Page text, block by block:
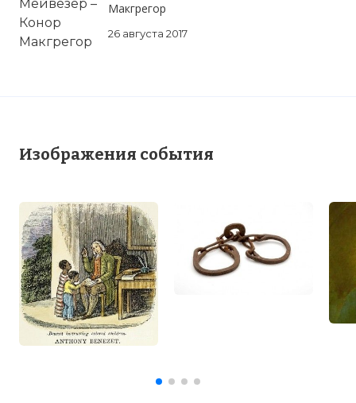
Макгрегор
26 августа 2017
Изображения события
рабства и освобождение рабов.
Фото статьи: